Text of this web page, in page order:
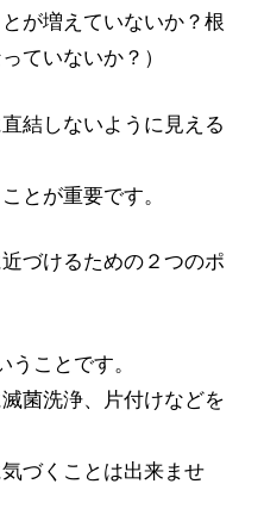
が増えていないか？根
ていないか？）
結しないように見える
とが重要です。
づけるための２つのポ
ことです。
菌洗浄、片付けなどを
づくことは出来ませ